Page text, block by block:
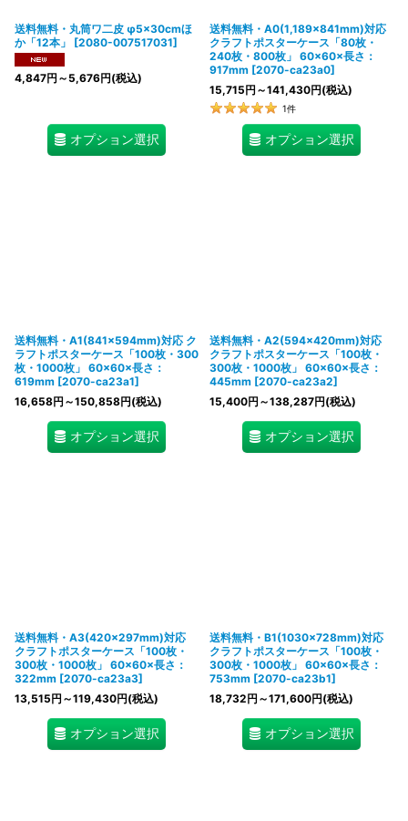
送料無料・丸筒ワ二皮 φ5×30cmほ
か「12本」
[2080-007517031]
4,847円 ～5,676円(税込)
オプション選択
送料無料・A0(1,189×841mm)対応
クラフトポスターケース「80枚・
240枚・800枚」 60×60×長さ：
917mm [2070-ca23a0]
15,715円 ～141,430円(税込)
1件
オプション選択
送料無料・A1(841×594mm)対応 ク
ラフトポスターケース「100枚・300
枚・1000枚」 60×60×長さ：
619mm [2070-ca23a1]
16,658円 ～150,858円(税込)
オプション選択
送料無料・A2(594×420mm)対応
クラフトポスターケース「100枚・
300枚・1000枚」 60×60×長さ：
445mm [2070-ca23a2]
15,400円 ～138,287円(税込)
オプション選択
送料無料・A3(420×297mm)対応
クラフトポスターケース「100枚・
300枚・1000枚」 60×60×長さ：
322mm [2070-ca23a3]
13,515円 ～119,430円(税込)
オプション選択
送料無料・B1(1030×728mm)対応
クラフトポスターケース「100枚・
300枚・1000枚」 60×60×長さ：
753mm [2070-ca23b1]
18,732円 ～171,600円(税込)
オプション選択